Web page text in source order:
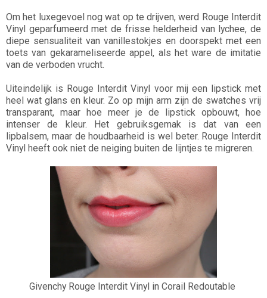
Om het luxegevoel nog wat op te drijven, werd Rouge Interdit
Vinyl geparfumeerd met de frisse helderheid van lychee, de
diepe sensualiteit van vanillestokjes en doorspekt met een
toets van gekarameliseerde appel, als het ware de imitatie
van de verboden vrucht.
Uiteindelijk is Rouge Interdit Vinyl voor mij een lipstick met
heel wat glans en kleur. Zo op mijn arm zijn de swatches vrij
transparant, maar hoe meer je de lipstick opbouwt, hoe
intenser de kleur. Het gebruiksgemak is dat van een
lipbalsem, maar de houdbaarheid is wel beter. Rouge Interdit
Vinyl heeft ook niet de neiging buiten de lijntjes te migreren.
Givenchy Rouge Interdit Vinyl in Corail Redoutable